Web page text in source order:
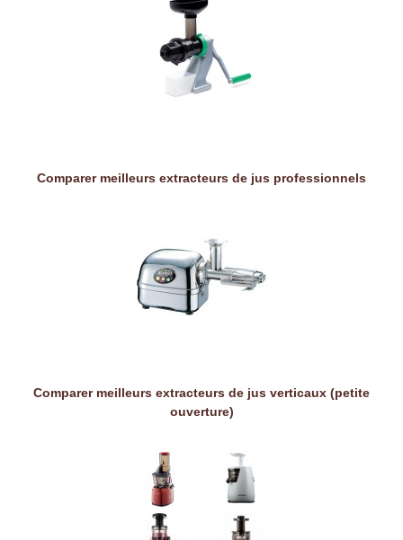
Comparer meilleurs extracteurs de jus professionnels
Comparer meilleurs extracteurs de jus verticaux (petite
ouverture)